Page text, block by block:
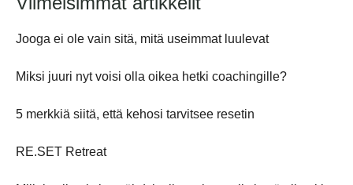
Jooga ei ole vain sitä, mitä useimmat luulevat
Miksi juuri nyt voisi olla oikea hetki coachingille?
5 merkkiä siitä, että kehosi tarvitsee resetin
RE.SET Retreat